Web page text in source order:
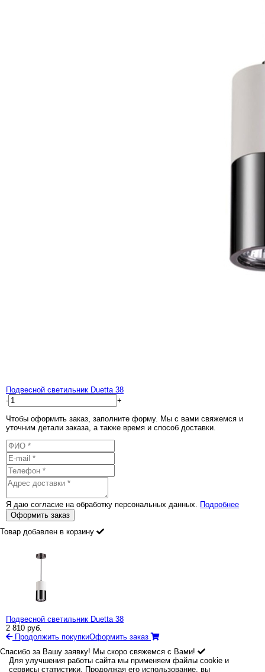
Подвесной светильник Duetta 38
-
+
Чтобы оформить заказ, заполните форму. Мы с вами свяжемся и
уточним детали заказа, а также время и способ доставки.
Я даю согласие на обработку персональных данных. Подробнее
Оформить заказ
Товар добавлен в корзину
Подвесной светильник Duetta 38
2 810 руб.
Продолжить покупкиОформить заказ
Спасибо за Вашу заявку! Мы скоро свяжемся с Вами!
Для улучшения работы сайта мы применяем файлы cookie и
сервисы статистики. Продолжая его использование, вы